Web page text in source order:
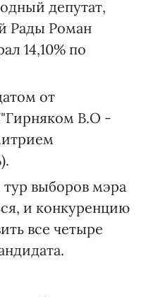
депутат,
Рады Роман
14,10% по
от
В.О -
выборов мэра
и конкуренцию
все четыре